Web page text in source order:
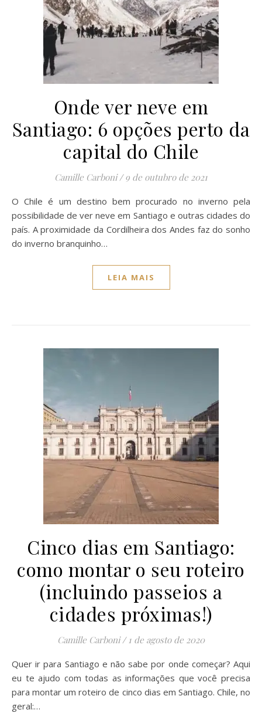
Onde ver neve em
Santiago: 6 opções perto da
capital do Chile
Camille Carboni / 9 de outubro de 2021
O Chile é um destino bem procurado no inverno pela
possibilidade de ver neve em Santiago e outras cidades do
país. A proximidade da Cordilheira dos Andes faz do sonho
do inverno branquinho…
LEIA MAIS
Cinco dias em Santiago:
como montar o seu roteiro
(incluindo passeios a
cidades próximas!)
Camille Carboni / 1 de agosto de 2020
Quer ir para Santiago e não sabe por onde começar? Aqui
eu te ajudo com todas as informações que você precisa
para montar um roteiro de cinco dias em Santiago. Chile, no
geral:…